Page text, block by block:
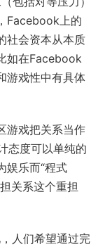
Facebook上的
社会资本从本质
如在Facebook
游戏性中有具体
游戏把关系当作
态度可以单纯的
娱乐而“程式
关系这个重担
人们希望通过完